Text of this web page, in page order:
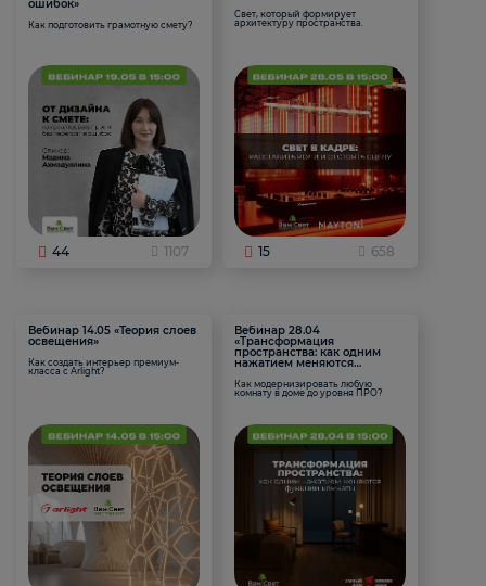
ошибок»
Как подготовить грамотную смету?
44 1107
Свет, который формирует
архитектуру пространства.
15 658
Вебинар 14.05 «Теория слоев
освещения»
Как создать интерьер премиум-
класса с Arlight?
Вебинар 28.04
«Трансформация
пространства: как одним
нажатием меняются
Как модернизировать любую
комнату в доме до уровня ПРО?